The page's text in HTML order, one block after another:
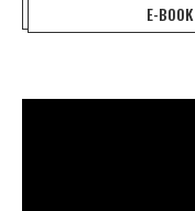
E-